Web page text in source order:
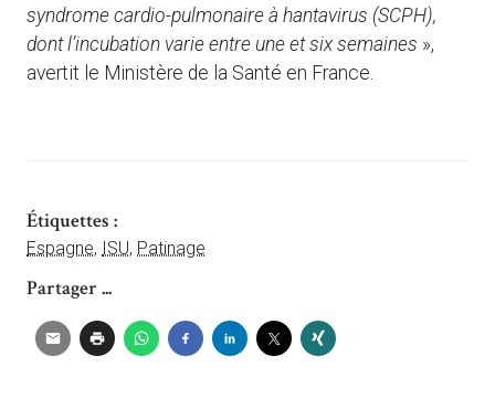
syndrome cardio-pulmonaire à hantavirus (SCPH),
dont l’incubation varie entre une et six semaines »,
avertit le Ministère de la Santé en France.
Étiquettes :
Espagne, ISU, Patinage
Partager ...